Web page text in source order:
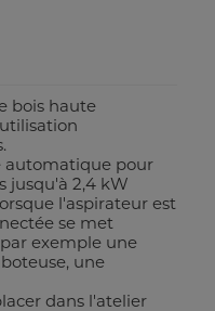
bois haute
automatique pour
jusqu'à 2,4 kW
l'aspirateur est
se met
exemple une
une
dans l'atelier